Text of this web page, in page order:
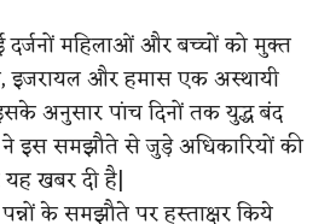
महिलाओं और बच्चों को मुक्त
इजरायल और हमास एक अस्थायी
अनुसार पांच दिनों तक युद्ध बंद
ने इस समझौते से जुड़े अधिकारियों की
खबर दी है​|
के समझौते पर हस्ताक्षर किये